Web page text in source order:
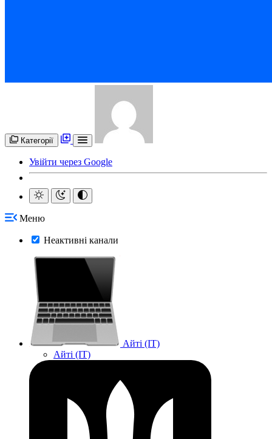
Категорії
Увійти через Google
Меню
Неактивні канали
Айті (IT)
Айті (IT)